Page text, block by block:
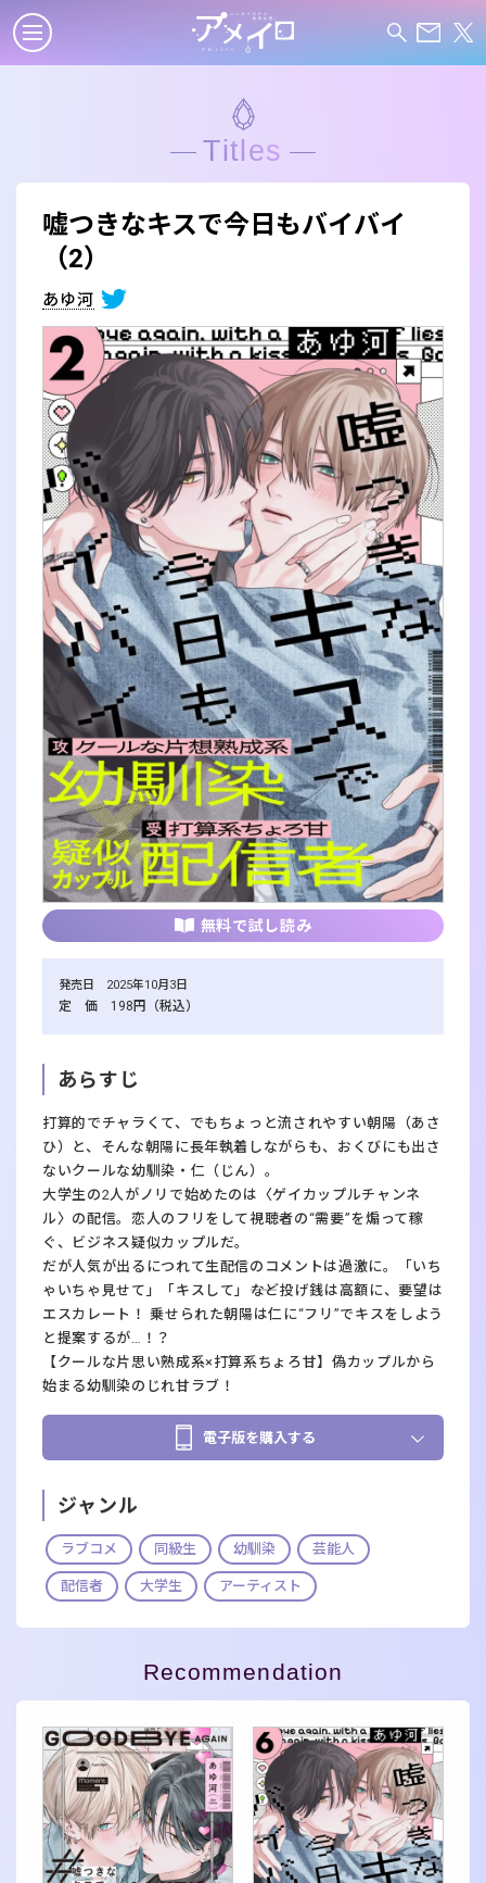
Titles
嘘つきなキスで今日もバイバイ
（2）
あゆ河
無料で試し読み
発売日 2025年10月3日
定 価 198円（税込）
あらすじ
打算的でチャラくて、でもちょっと流されやすい朝陽（あさ
ひ）と、そんな朝陽に長年執着しながらも、おくびにも出さ
ないクールな幼馴染・仁（じん）。
大学生の2人がノリで始めたのは〈ゲイカップルチャンネ
ル〉の配信。恋人のフリをして視聴者の“需要”を煽って稼
ぐ、ビジネス疑似カップルだ。
だが人気が出るにつれて生配信のコメントは過激に。「いち
ゃいちゃ見せて」「キスして」――など投げ銭は高額に、要望は
エスカレート！ 乗せられた朝陽は仁に“フリ”でキスをしよう
と提案するが…！？
【クールな片思い熟成系×打算系ちょろ甘】偽カップルから
始まる幼馴染のじれ甘ラブ！
電子版を購入する
ジャンル
ラブコメ 同級生 幼馴染 芸能人
配信者 大学生 アーティスト
Recommendation